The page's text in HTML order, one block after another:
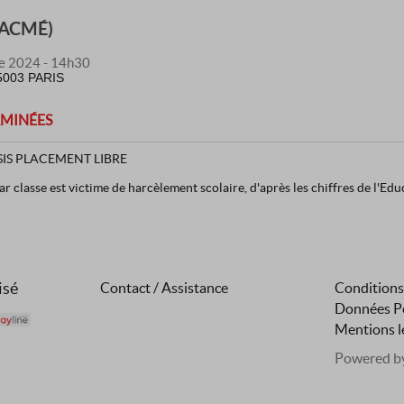
2024 - 14h30
PARIS
PLACEMENT LIBRE
classe est victime de harcèlement scolaire, d'après les chiffres de
violence, suicide : amplifié par les reseaux sociaux, ce “phénomène
Contact / Assistance
Données
Mentions
Powered